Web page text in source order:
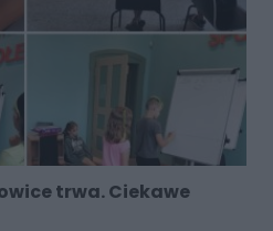
trwa. Ciekawe